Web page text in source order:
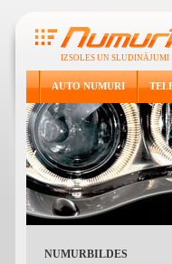
IZSOLES UN SLUDINĀJUMI
AUTO NUMURI
NUMURBILDES